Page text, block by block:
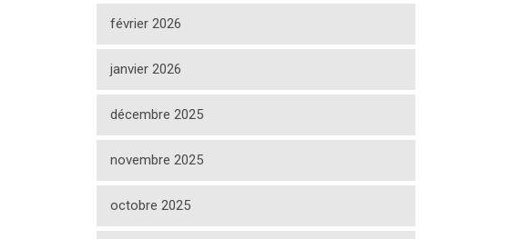
février 2026
janvier 2026
décembre 2025
novembre 2025
octobre 2025